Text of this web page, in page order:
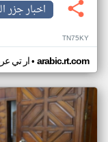
اخبار جزر
TN75KY
ار تي• arabic.rt.com